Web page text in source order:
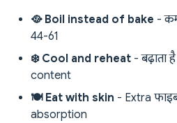
🥘 Boil instead of bake -
44-61
❄️ Cool and reheat - बढ़ाता
content
🍽️ Eat with skin - Extra
absorption